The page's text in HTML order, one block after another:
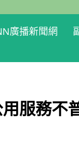
廣播新聞網
用服務